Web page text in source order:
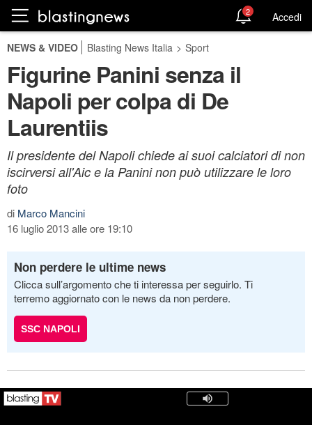
2 Accedi
NEWS & VIDEO Blasting News Italia > Sport
Figurine Panini senza il
Napoli per colpa di De
Laurentiis
Il presidente del Napoli chiede ai suoi calciatori di non
iscirversi all'Aic e la Panini non può utilizzare le loro
foto
di Marco Mancini
16 luglio 2013 alle ore 19:10
Non perdere le ultime news
Clicca sull’argomento che ti interessa per seguirlo. Ti
terremo aggiornato con le news da non perdere.
SSC NAPOLI